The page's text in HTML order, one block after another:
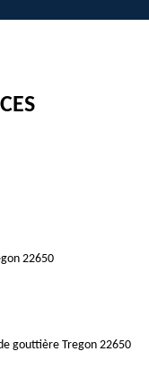
22650
gouttière Tregon 22650